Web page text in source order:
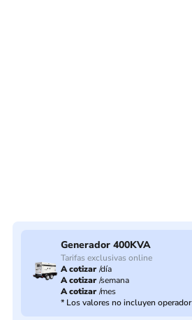
Generador 400KVA
Tarifas exclusivas online
A cotizar /día
A cotizar /semana
A cotizar /mes
* Los valores no incluyen operador